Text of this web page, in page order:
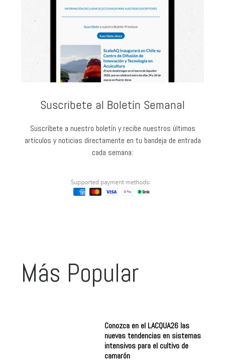
Suscribete al Boletín Semanal
Suscríbete a nuestro boletín y recibe nuestros últimos
artículos y noticias directamente en tu bandeja de entrada
cada semana:
Más Popular
Conozca en el LACQUA26 las
nuevas tendencias en sistemas
intensivos para el cultivo de
camarón